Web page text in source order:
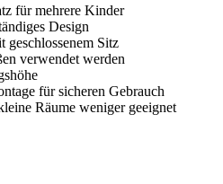
für mehrere Kinder
Design
geschlossenem Sitz
verwendet werden
für sicheren Gebrauch
Räume weniger geeignet